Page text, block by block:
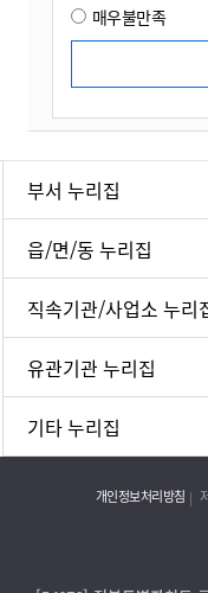
매우불만족
부서 누리집
읍/면/동 누리집
직속기관/사업소 누리
유관기관 누리집
기타 누리집
개인정보처리방침